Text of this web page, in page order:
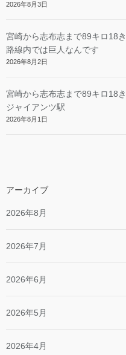
2026年8月3日
宮崎から志布志まで89キロ18
路線内では巨人なんです
2026年8月2日
宮崎から志布志まで89キロ18
ジャイアンツ駅
2026年8月1日
アーカイブ
2026年8月
2026年7月
2026年6月
2026年5月
2026年4月